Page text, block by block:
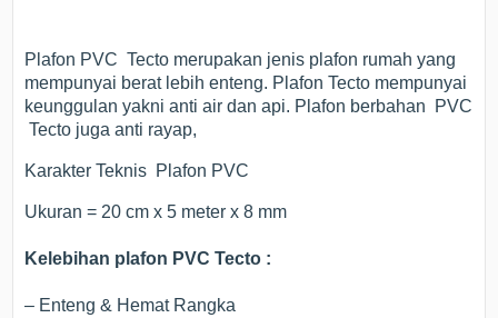
Plafon PVC Tecto merupakan jenis plafon rumah yang
mempunyai berat lebih enteng. Plafon Tecto mempunyai
keunggulan yakni anti air dan api. Plafon berbahan PVC
Tecto juga anti rayap,
Karakter Teknis Plafon PVC
Ukuran = 20 cm x 5 meter x 8 mm
Kelebihan plafon PVC Tecto :
– Enteng & Hemat Rangka